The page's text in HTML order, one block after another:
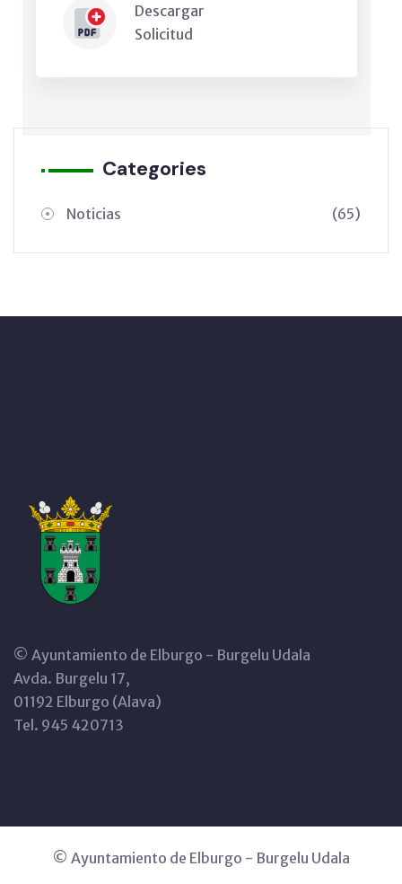
Descargar
Solicitud
Categories
Noticias (65)
© Ayuntamiento de Elburgo - Burgelu Udala
Avda. Burgelu 17,
01192 Elburgo (Alava)
Tel. 945 420713
© Ayuntamiento de Elburgo - Burgelu Udala